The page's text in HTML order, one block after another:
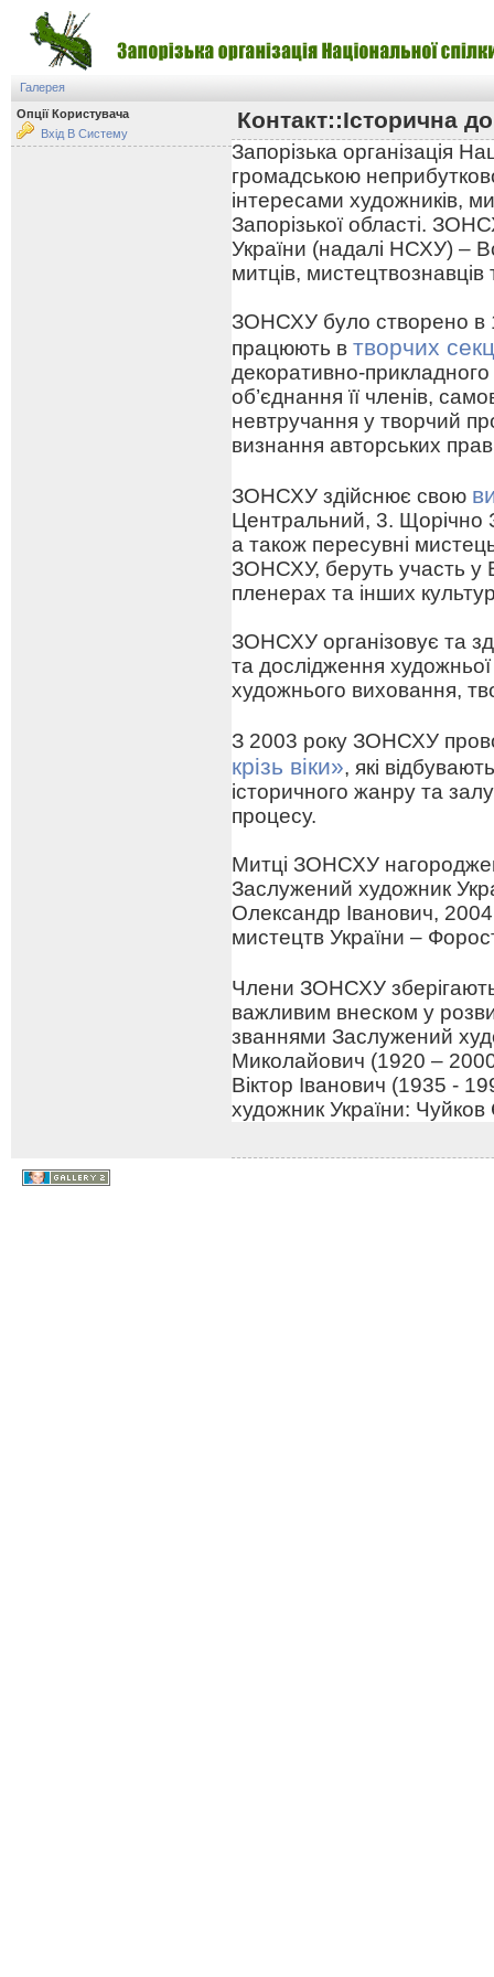
Галерея
Опції Користувача
Вхід В Систему
Контакт::Історична
Запорізька організація
громадською
інтересами художників,
Запорізької області.
України (надалі НСХУ) –
митців,
ЗОНСХУ було створено в
працюють в творчих
декоративно-
об’єднання її членів,
невтручання у творчий
визнання авторських
ЗОНСХУ здійснює свою
Центральний, 3. Щорічно
а також пересувні
ЗОНСХУ, беруть участь у
пленерах та інших
ЗОНСХУ організовує та
та дослідження
художнього виховання,
З 2003 року ЗОНСХУ
крізь віки», які
історичного жанру та
процесу.
Митці ЗОНСХУ
Заслужений художник
Олександр Іванович,
мистецтв України –
Члени ЗОНСХУ
важливим внеском у
званнями Заслужений
Миколайович (1920 –
Віктор Іванович (1935 -
художник України: